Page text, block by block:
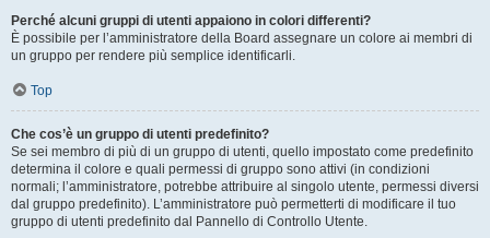
Perché alcuni gruppi di utenti appaiono in colori differenti?
È possibile per l’amministratore della Board assegnare un colore ai membri di
un gruppo per rendere più semplice identificarli.
Top
Che cos’è un gruppo di utenti predefinito?
Se sei membro di più di un gruppo di utenti, quello impostato come predefinito
determina il colore e quali permessi di gruppo sono attivi (in condizioni
normali; l’amministratore, potrebbe attribuire al singolo utente, permessi diversi
dal gruppo predefinito). L’amministratore può permetterti di modificare il tuo
gruppo di utenti predefinito dal Pannello di Controllo Utente.